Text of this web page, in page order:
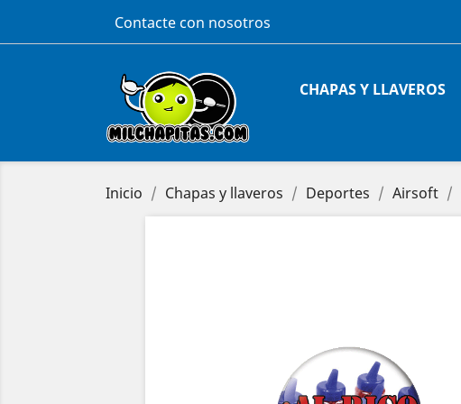
Contacte con nosotros
CHAPAS Y LLAVEROS
Inicio Chapas y llaveros Deportes Airsoft